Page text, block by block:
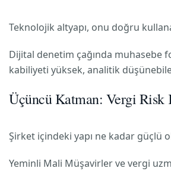
Teknolojik altyapı, onu doğru
Dijital denetim çağında muhasebe
kabiliyeti yüksek, analitik
Üçüncü Katman: Vergi Risk
Şirket içindeki yapı ne kadar güçlü
Yeminli Mali Müşavirler ve vergi